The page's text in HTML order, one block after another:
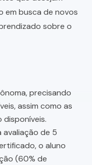
em busca de novos
sobre o
precisando
assim como as
disponíveis.
avaliação de 5
o aluno
(60% de